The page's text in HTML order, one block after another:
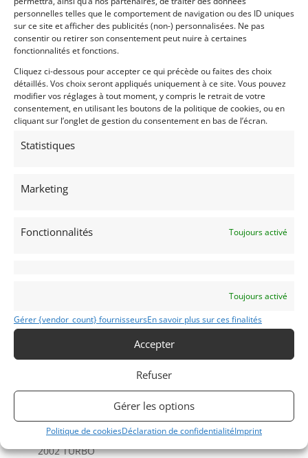
personnelles telles que le comportement de navigation ou des ID uniques
sur ce site et afficher des publicités (non-) personnalisées. Ne pas
consentir ou retirer son consentement peut nuire à certaines
fonctionnalités et fonctions.
Cliquez ci-dessous pour accepter ce qui précède ou faites des choix
détaillés. Vos choix seront appliqués uniquement à ce site. Vous pouvez
modifier vos réglages à tout moment, y compris le retrait de votre
consentement, en utilisant les boutons de la politique de cookies, ou en
cliquant sur l’onglet de gestion du consentement en bas de l’écran.
Statistiques
Marketing
Fonctionnalités Toujours activé
Toujours activé
Gérer {vendor_count} fournisseursEn savoir plus sur ces finalités
Accepter
Refuser
Gérer les options
Politique de cookiesDéclaration de confidentialitéImprint
puissent avoir été installés à l’époque, mais
parfaitement adaptés à cette voiture. La Turbo est
livrée avec un BMW Classic Zertifikat, confirmant
qu’elle correspond à la norme et qu’il s’agit bien
d’une véritable Turbo d’usine. Cette superbe BMW
2002 Turbo a encore une immatriculation allemande
et est prête pour une utilisation immédiate.
Demandez une expertise de ce modèle
Partager cette annonce
Publié: 4 mai 2021 (il y a 5 ans)
Voitures de collection
Allemandes
2002 TURBO